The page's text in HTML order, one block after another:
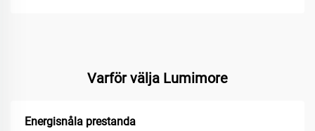
Varför välja Lumimore
Energisnåla prestanda